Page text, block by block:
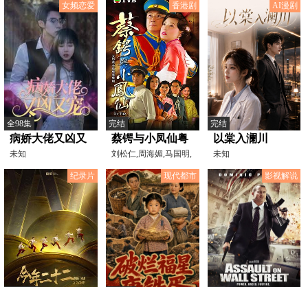
女频恋爱
全98集
病娇大佬又凶又
宠2024
未知
香港剧
完结
蔡锷与小凤仙粤
语
刘松仁,周海媚,马国明,
田蕊妮,汤盈盈
AI漫剧
完结
以棠入澜川
未知
纪录片 现代都市 影视解说